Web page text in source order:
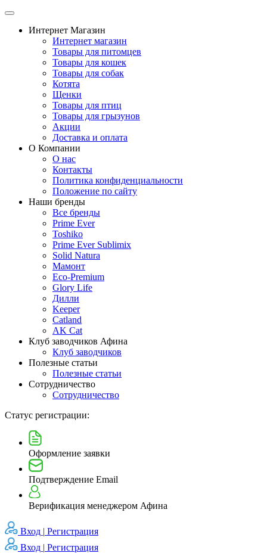
Интернет Магазин
Интернет магазин
Товары для питомцев
Товары для кошек
Товары для собак
Котята
Щенки
Товары для птиц
Товары для грызунов
Акции
Доставка и оплата
О Компании
О нас
Контакты
Политика конфиденциальности
Положение по сайту
Наши бренды
Все бренды
Prime Ever
Toshiko
Prime Ever Sublimix
Solid Natura
Мамонт
Eco-Premium
Glory Life
Дилли
Keeper
Catland
AK Cat
Клуб заводчиков Афина
Клуб заводчиков
Полезные статьи
Полезные статьи
Сотрудничество
Сотрудничество
Статус регистрации:
Оформление заявки
Подтверждение Email
Верификация менеджером Афина
Вход | Регистрация
Вход | Регистрация